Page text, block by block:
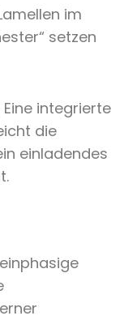
im
setzen
Eine integrierte
die
einladendes